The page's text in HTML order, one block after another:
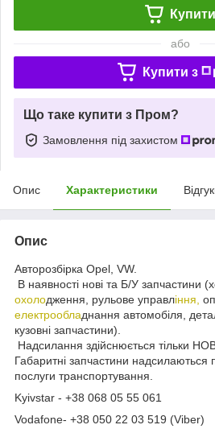
Купити
або
Купити з
Що таке купити з Пром?
Замовлення під захистом
Опис Характеристики
Опис
Авторозбірка Opel, VW.
В наявності нові та Б/У запчастини
охолодження, рульове управління, оп
електрообладнання автомобіля,
кузовні запчастини).
Надсилання здійснюється тільки
Габаритні запчастини надсилаються
послуги транспортування.
Kyivstar - +38 068 05 55 061
Vodafone- +38 050 22 03 519 (Viber)